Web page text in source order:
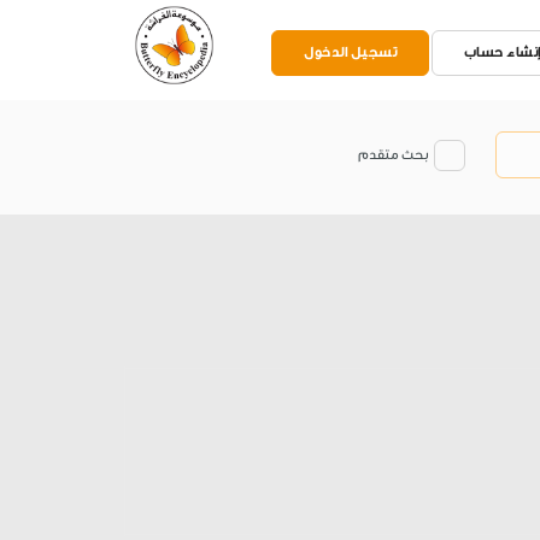
إنشاء حساب تسجيل الدخول
بحث متقدم